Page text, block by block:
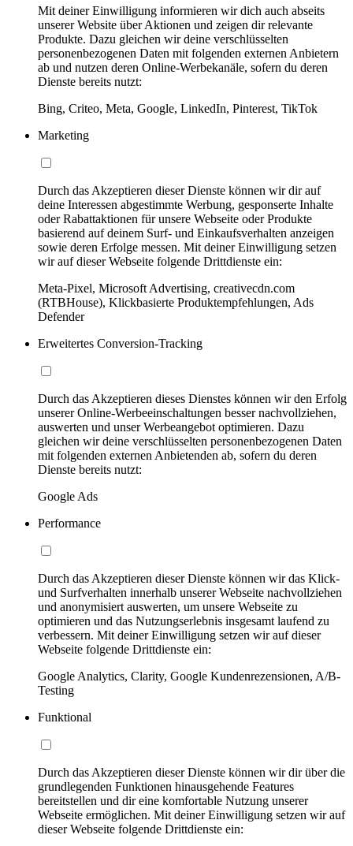
Mit deiner Einwilligung informieren wir dich auch abseits
unserer Website über Aktionen und zeigen dir relevante
Produkte. Dazu gleichen wir deine verschlüsselten
personenbezogenen Daten mit folgenden externen Anbietern
ab und nutzen deren Online-Werbekanäle, sofern du deren
Dienste bereits nutzt:
Bing, Criteo, Meta, Google, LinkedIn, Pinterest, TikTok
Marketing
Durch das Akzeptieren dieser Dienste können wir dir auf
deine Interessen abgestimmte Werbung, gesponserte Inhalte
oder Rabattaktionen für unsere Webseite oder Produkte
basierend auf deinem Surf- und Einkaufsverhalten anzeigen
sowie deren Erfolge messen. Mit deiner Einwilligung setzen
wir auf dieser Webseite folgende Drittdienste ein:
Meta-Pixel, Microsoft Advertising, creativecdn.com
(RTBHouse), Klickbasierte Produktempfehlungen, Ads
Defender
Erweitertes Conversion-Tracking
Durch das Akzeptieren dieses Dienstes können wir den Erfolg
unserer Online-Werbeeinschaltungen besser nachvollziehen,
auswerten und unser Werbeangebot optimieren. Dazu
gleichen wir deine verschlüsselten personenbezogenen Daten
mit folgenden externen Anbietenden ab, sofern du deren
Dienste bereits nutzt:
Google Ads
Performance
Durch das Akzeptieren dieser Dienste können wir das Klick-
und Surfverhalten innerhalb unserer Webseite nachvollziehen
und anonymisiert auswerten, um unsere Webseite zu
optimieren und das Nutzungserlebnis insgesamt laufend zu
verbessern. Mit deiner Einwilligung setzen wir auf dieser
Webseite folgende Drittdienste ein:
Google Analytics, Clarity, Google Kundenrezensionen, A/B-
Testing
Funktional
Durch das Akzeptieren dieser Dienste können wir dir über die
grundlegenden Funktionen hinausgehende Features
bereitstellen und dir eine komfortable Nutzung unserer
Webseite ermöglichen. Mit deiner Einwilligung setzen wir auf
dieser Webseite folgende Drittdienste ein: